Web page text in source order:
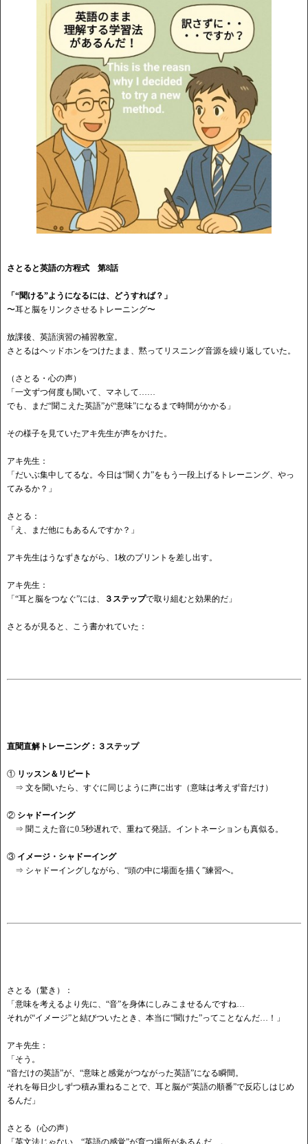
さとると英語の方程式 第8話
「“聞ける”ようになるには、どうすれば？」
〜耳と脳をリンクさせるトレーニング〜
放課後、英語演習の補習教室。
さとるはヘッドホンをつけたまま、黙ってリスニング音源を繰り返していた。
（さとる・心の声）
「一文ずつ何度も聞いて、マネして
でも、まだ“聞こえた英語”が“意味”になるまで時間がかかる」
その様子を見ていたアキ先生が声をかけた。
アキ先生：
「だいぶ集中してるな。今日は“聞く力”をもう一段上げるトレーニング、やっ
てみるか？」
さとる：
「え、まだ他にもあるんですか？」
アキ先生はうなずきながら、 1枚のプリントを差し出す。
アキ先生：
「“耳と脳をつなぐ”には、 ３ステップで取り組むと効果的だ」
さとるが見ると、こう書かれていた：
直聞直解トレーニング：３ステップ
① リッスン＆リピート
⇒ 文を聞いたら、すぐに同じように声に出す（意味は考えず音だけ）
② シャドーイング
⇒ 聞こえた音に0.5秒遅れで、重ねて発話。イントネーションも真似る。
③ イメージ・シャドーイング
⇒ シャドーイングしながら、“頭の中に場面を描く”練習へ。
さとる（驚き）：
「意味を考えるより先に、 “音”を身体にしみこませるんですね…
それが“イメージ”と結びついたとき、本当に“聞けた”ってことなんだ…！」
アキ先生：
「そう。
“音だけの英語”が、“意味と感覚がつながった英語”になる瞬間。
それを毎日少しずつ積み重ねることで、耳と脳が“英語の順番”で反応しはじめ
るんだ」
さとる（心の声）
「英文法じゃない、 “英語の感覚”が育つ場所があるんだ…。